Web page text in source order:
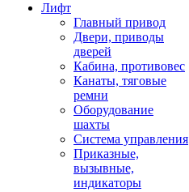
Лифт
Главный привод
Двери, приводы
дверей
Кабина, противовес
Канаты, тяговые
ремни
Оборудование
шахты
Система управления
Приказные,
вызывные,
индикаторы